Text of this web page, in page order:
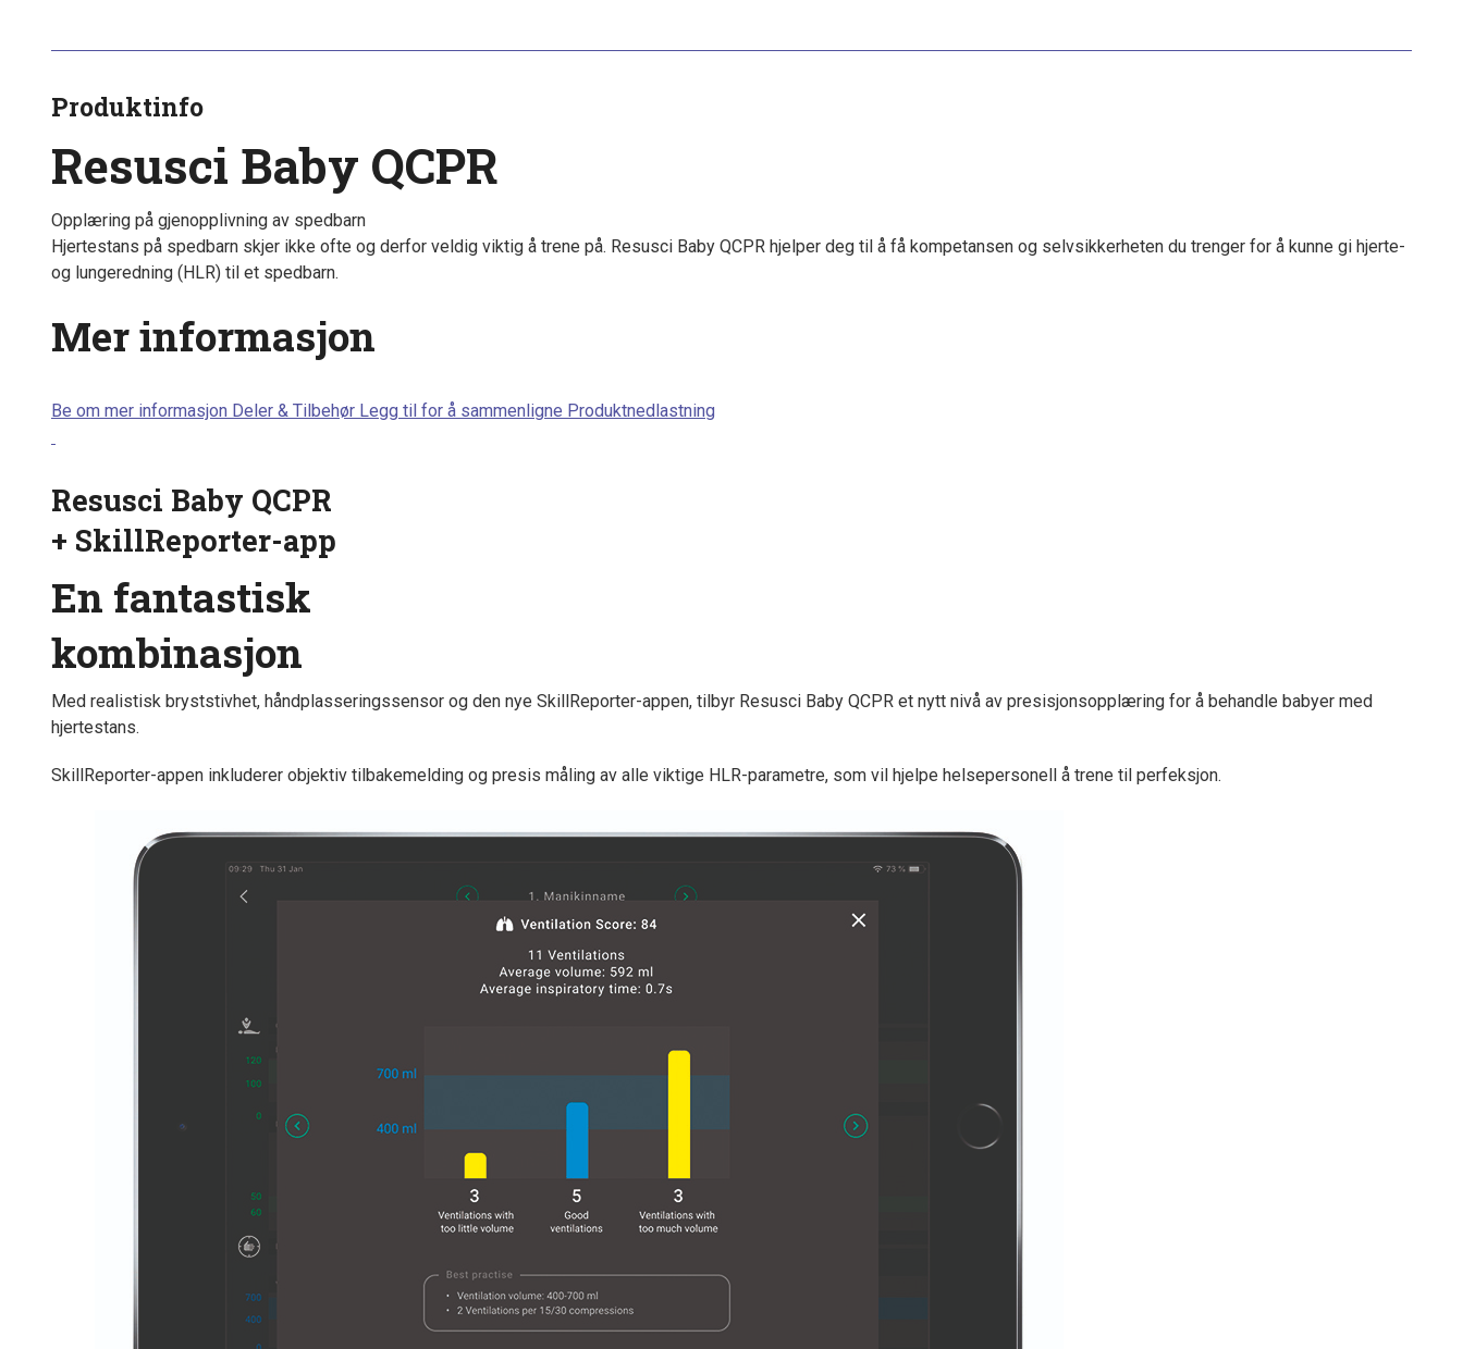
Produktinfo
Resusci Baby QCPR
Opplæring på gjenopplivning av spedbarn
Hjertestans på spedbarn skjer ikke ofte og derfor veldig viktig å trene på. Resusci Baby QCPR hjelper deg til å få kompetansen og selvsikkerheten du trenger for å kunne gi hjerte-
og lungeredning (HLR) til et spedbarn.
Mer informasjon
Be om mer informasjon Deler & Tilbehør Legg til for å sammenligne Produktnedlastning
Resusci Baby QCPR
+ SkillReporter-app
En fantastisk
kombinasjon
Med realistisk bryststivhet, håndplasseringssensor og den nye SkillReporter-appen, tilbyr Resusci Baby QCPR et nytt nivå av presisjonsopplæring for å behandle babyer med
hjertestans.
SkillReporter-appen inkluderer objektiv tilbakemelding og presis måling av alle viktige HLR-parametre, som vil hjelpe helsepersonell å trene til perfeksjon.